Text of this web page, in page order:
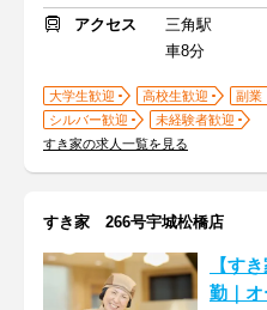
アクセス
三角駅
車8分
大学生歓迎 高校生歓迎
副業
シルバー歓迎
未経験者歓迎
すき家の求人一覧を見る
すき家 266号宇城松橋店
【す
勤｜